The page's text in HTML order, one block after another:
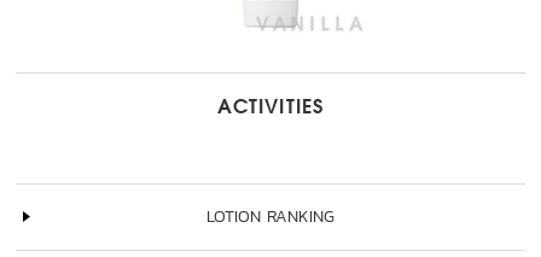
ACTIVITIES
LOTION RANKING